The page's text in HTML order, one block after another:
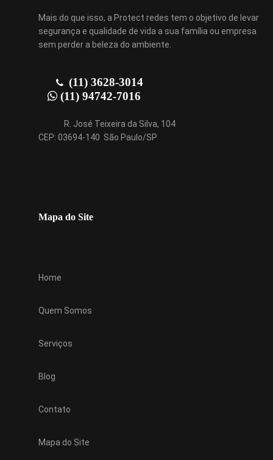
Mais do que isso, a Protect redes tem o objetivo de levar
segurança e qualidade de vida a sua família ou empresa
sem perder a beleza do ambiente.
(11) 3628-3014
(11) 94742-7016
R. José Teixeira da Silva, 104
CEP: 03694-140 São Paulo/SP
Mapa do Site
Home
Quem Somos
Serviços
Blog
Contato
Mapa do Site